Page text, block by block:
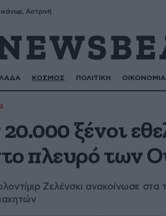
Αστρινή
ΚΟΣΜΟΣ ΠΟΛΙΤΙΚΗ ΟΙΚΟΝΟΜΙΑ
ξένοι
πλευρό των
Ζελένσκι ανακοίνωσε στα